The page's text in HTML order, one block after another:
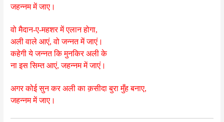
जहन्नम में जाए।
वो मैदान-ए-महशर में एलान होगा,
अली वाले आएं, वो जन्नत में जाएं।
कहेगी ये जन्नत कि मुनकिर अली के
ना इस सिम्त आएं, जहन्नम में जाएं।
अगर कोई सुन कर अली का क़सीदा बुरा मुँह बनाए,
जहन्नम में जाए।